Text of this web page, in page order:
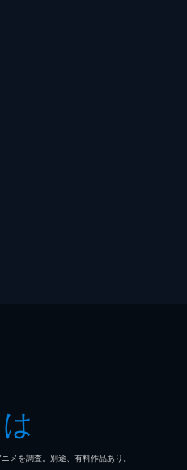
を調査。別途、有料作品あり。